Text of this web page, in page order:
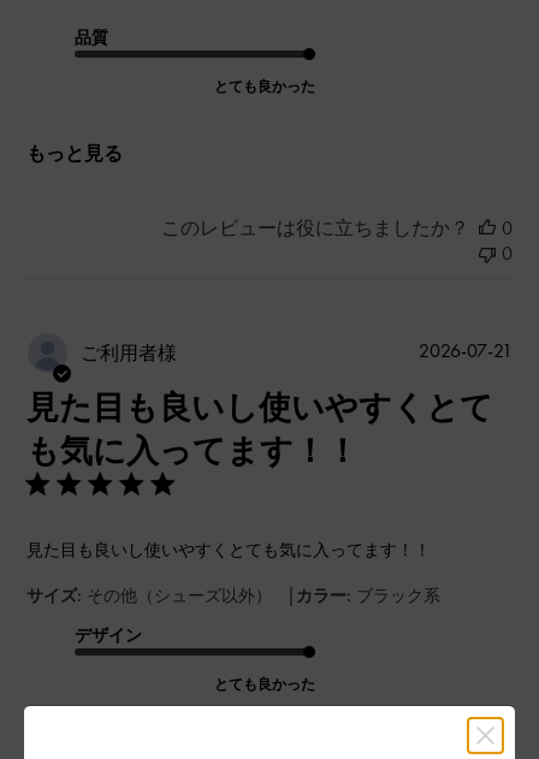
品質
とても良かった
もっと見る
このレビューは役に立ちましたか？
0
0
ご利用者様
見た目も良いし使いやすくとて
も気に入ってます！！
見た目も良いし使いやすくとても気に入ってます！！
サイズ: その他（シューズ以外） | カラー: ブラック系
デザイン
とても良かった
2026-07-21